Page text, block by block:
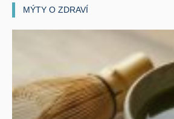
MÝTY O ZDRAVÍ